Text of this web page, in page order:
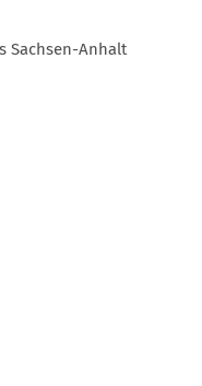
Sachsen-Anhalt